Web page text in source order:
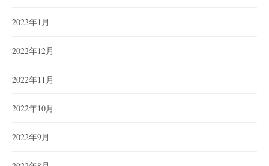
2023年1月
2022年12月
2022年11月
2022年10月
2022年9月